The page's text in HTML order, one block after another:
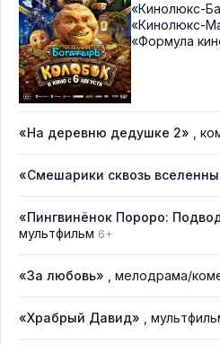
«Кинолюкс-
«Кинолюкс-
«Формула
«На деревню дедушке 2» ,
«Смешарики сквозь
«Пингвинёнок Пороро:
мультфильм 6+
«За любовь» , мелодрама/
«Храбрый Давид» ,